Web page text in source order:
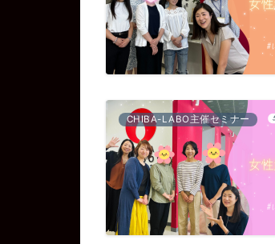
CHIBA-LABO主催セミナー